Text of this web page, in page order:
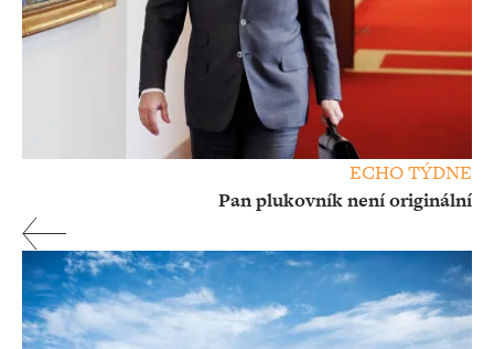
ECHO TÝDNE
Pan plukovník není originální